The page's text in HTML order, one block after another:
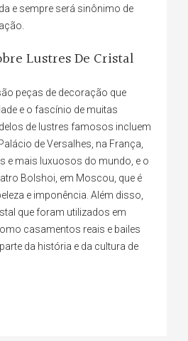
e sempre será sinônimo de
Lustres De Cristal
peças de decoração que
e o fascínio de muitas
de lustres famosos incluem
de Versalhes, na França,
e mais luxuosos do mundo, e o
Bolshoi, em Moscou, que é
e imponência. Além disso,
que foram utilizados em
casamentos reais e bailes
da história e da cultura de